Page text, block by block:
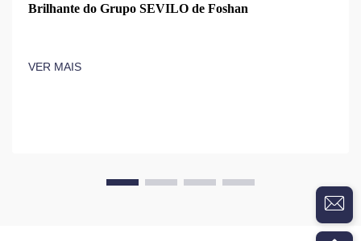
Brilhante do Grupo SEVILO de Foshan
VER MAIS